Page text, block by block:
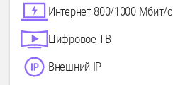
Интернет 800/1000 Мбит/с
Цифровое ТВ
Внешний IP